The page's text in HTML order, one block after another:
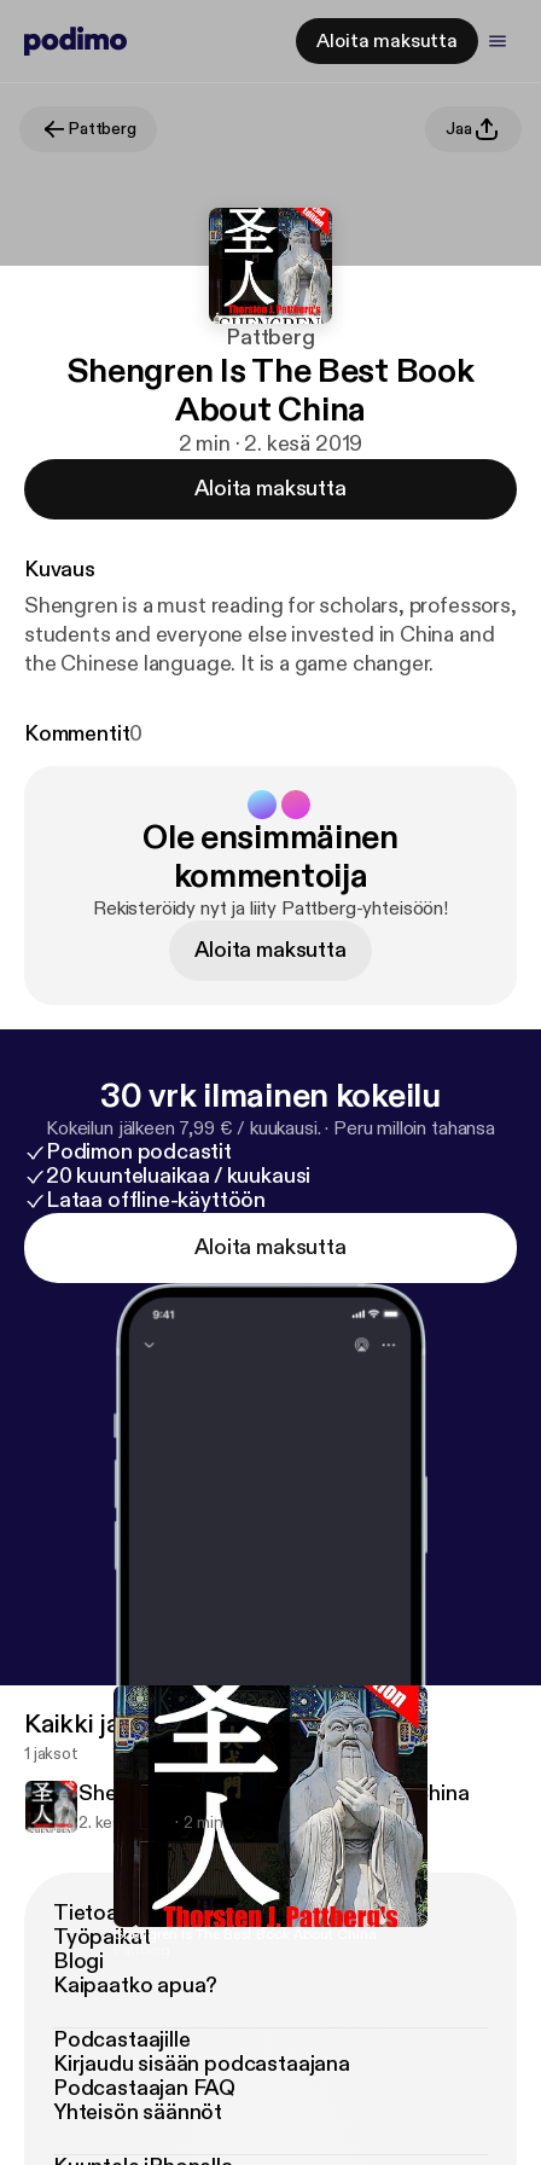
Aloita maksutta
Pattberg Jaa
Pattberg
Shengren Is The Best Book
About China
2 min · 2. kesä 2019
Aloita maksutta
Kuvaus
Shengren is a must reading for scholars, professors,
students and everyone else invested in China and
the Chinese language. It is a game changer.
Kommentit0
Ole ensimmäinen
kommentoija
Rekisteröidy nyt ja liity Pattberg-yhteisöön!
Aloita maksutta
30 vrk ilmainen kokeilu
Kokeilun jälkeen 7,99 € / kuukausi. · Peru milloin tahansa
Podimon podcastit
20 kuunteluaikaa / kuukausi
Lataa offline-käyttöön
Aloita maksutta
Shengren Is The Best Book About China
Kaikki jaksot
1 jaksot
Shengren Is The Best Book About China
2. kesä 2019 2 min
Tietoa Podimosta
Työpaikat
Blogi
Kaipaatko apua?
Podcastaajille
Kirjaudu sisään podcastaajana
Podcastaajan FAQ
Yhteisön säännöt